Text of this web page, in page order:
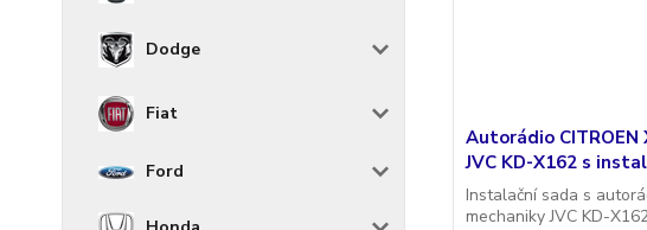
Dodge
Fiat
Ford
Autorádio CITROEN
JVC KD-X162 s
Instalační sada s
mechaniky JVC KD-